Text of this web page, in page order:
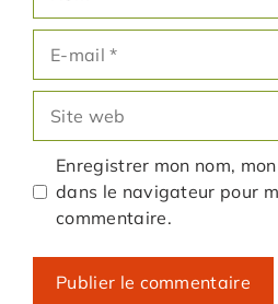
mail
web
Enregistrer mon nom,
dans le navigateur pour
commentaire.